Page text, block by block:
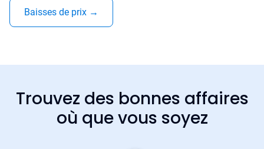
Baisses de prix →
Trouvez des bonnes affaires
où que vous soyez